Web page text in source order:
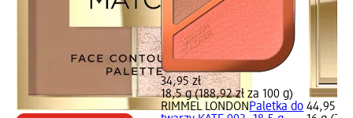
34,95 zł
18,5 g (188,92 zł za 100 g)
RIMMEL LONDONPaletka do 44,95 zł